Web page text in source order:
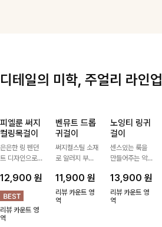
디테일의 미학, 주얼리 라인업
피엘룬 써지
컬링목걸이
은은한 링 펜던
트 디자인으로
써지컬스틸 소재
로 변색 걱정 없
이 데일리로 착
용하기 좋아요-
12,900 원
리뷰 카운트 영
역
벤뮤트 드롭
귀걸이
써지컬스틸 소재
로 알러지 부담
착용하기 좋은
귀걸이예요부드
러운 곡선의 드
11,900 원
리뷰 카운트 영
역
노잉티 링귀
걸이
센스있는 룩을
만들어주는 악세
인의 링 귀걸이
로 매일 손이 가
요-
13,900원
리뷰 카운트 영
역